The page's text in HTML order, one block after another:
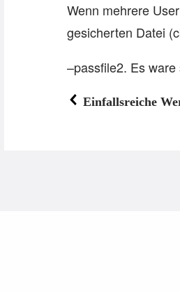
Wenn mehrere
gesicherten Datei
–passfile2. Es
Einfallsreiche